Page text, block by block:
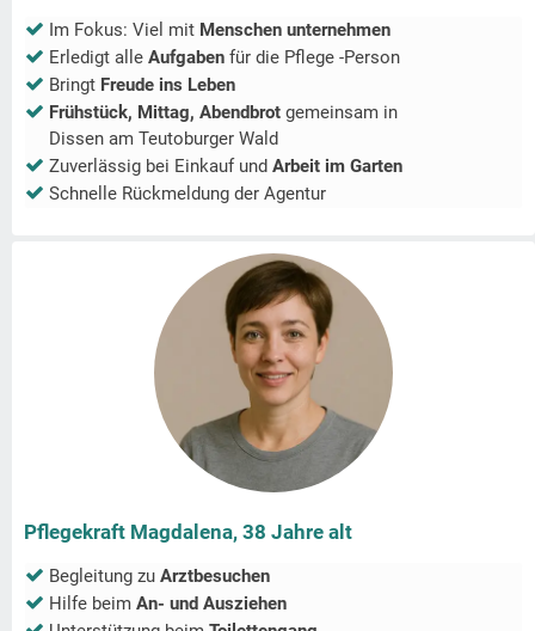
Im Fokus: Viel mit Menschen unternehmen
Erledigt alle Aufgaben für die Pflege -Person
Bringt Freude ins Leben
Frühstück, Mittag, Abendbrot gemeinsam in
Dissen am Teutoburger Wald
Zuverlässig bei Einkauf und Arbeit im Garten
Schnelle Rückmeldung der Agentur
Pflegekraft Magdalena, 38 Jahre alt
Begleitung zu Arztbesuchen
Hilfe beim An- und Ausziehen